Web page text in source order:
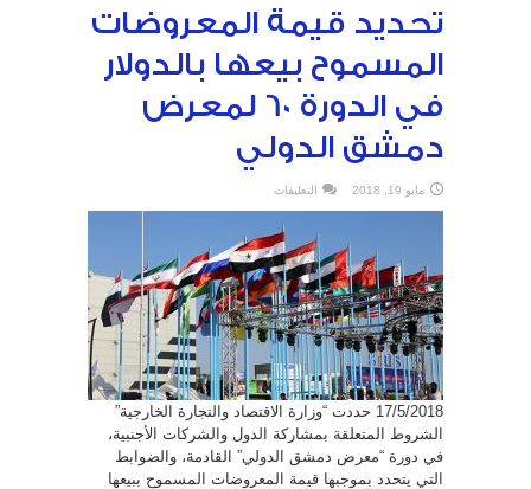
تحديد قيمة المعروضات
المسموح بيعها بالدولار
في الدورة 60 لمعرض
دمشق الدولي
مايو 19, 2018 التعليقات
قيمة
المسموح
بيعها
بالدولار
في
الدورة
60
لمعرض
دمشق
الدولي
مغلقة
17/5/2018 حددت “وزارة الاقتصاد والتجارة الخارجية”
الشروط المتعلقة بمشاركة الدول والشركات الأجنبية،
في دورة “معرض دمشق الدولي” القادمة، والضوابط
التي يتحدد بموجبها قيمة المعروضات المسموح ببيعها